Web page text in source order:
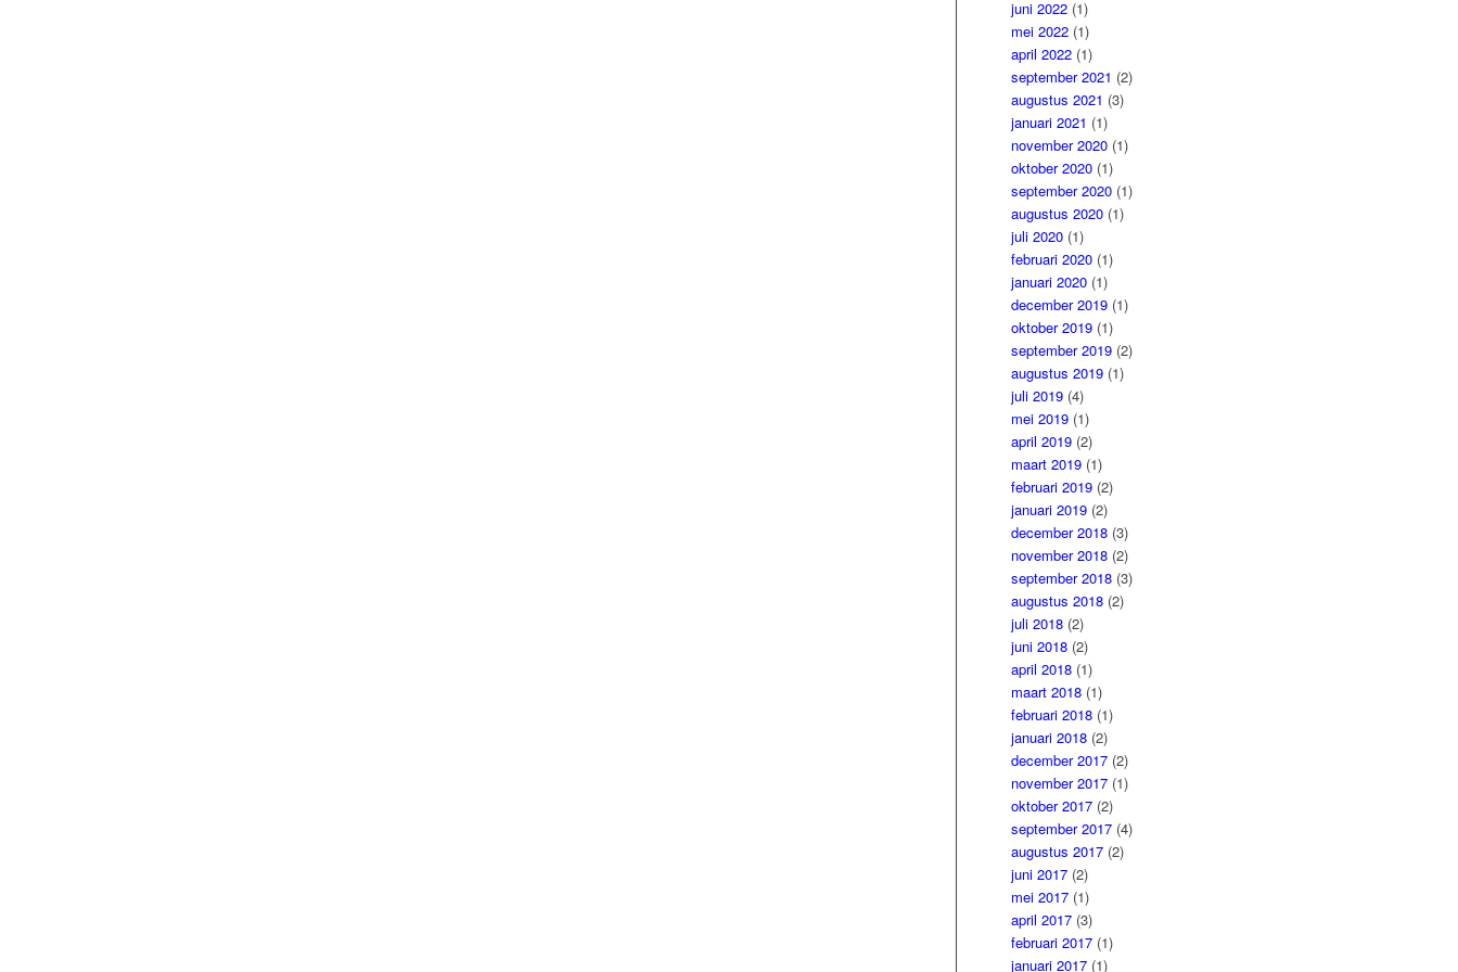
juni 2022 (1)
mei 2022 (1)
april 2022 (1)
september 2021 (2)
augustus 2021 (3)
januari 2021 (1)
november 2020 (1)
oktober 2020 (1)
september 2020 (1)
augustus 2020 (1)
juli 2020 (1)
februari 2020 (1)
januari 2020 (1)
december 2019 (1)
oktober 2019 (1)
september 2019 (2)
augustus 2019 (1)
juli 2019 (4)
mei 2019 (1)
april 2019 (2)
maart 2019 (1)
februari 2019 (2)
januari 2019 (2)
december 2018 (3)
november 2018 (2)
september 2018 (3)
augustus 2018 (2)
juli 2018 (2)
juni 2018 (2)
april 2018 (1)
maart 2018 (1)
februari 2018 (1)
januari 2018 (2)
december 2017 (2)
november 2017 (1)
oktober 2017 (2)
september 2017 (4)
augustus 2017 (2)
juni 2017 (2)
mei 2017 (1)
april 2017 (3)
februari 2017 (1)
januari 2017 (1)